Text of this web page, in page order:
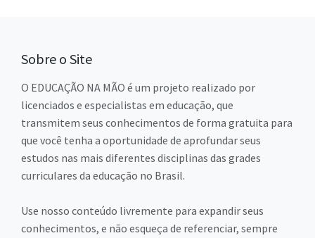
Sobre o Site
O EDUCAÇÃO NA MÃO é um projeto realizado por
licenciados e especialistas em educação, que
transmitem seus conhecimentos de forma gratuita para
que você tenha a oportunidade de aprofundar seus
estudos nas mais diferentes disciplinas das grades
curriculares da educação no Brasil.
Use nosso conteúdo livremente para expandir seus
conhecimentos, e não esqueça de referenciar, sempre